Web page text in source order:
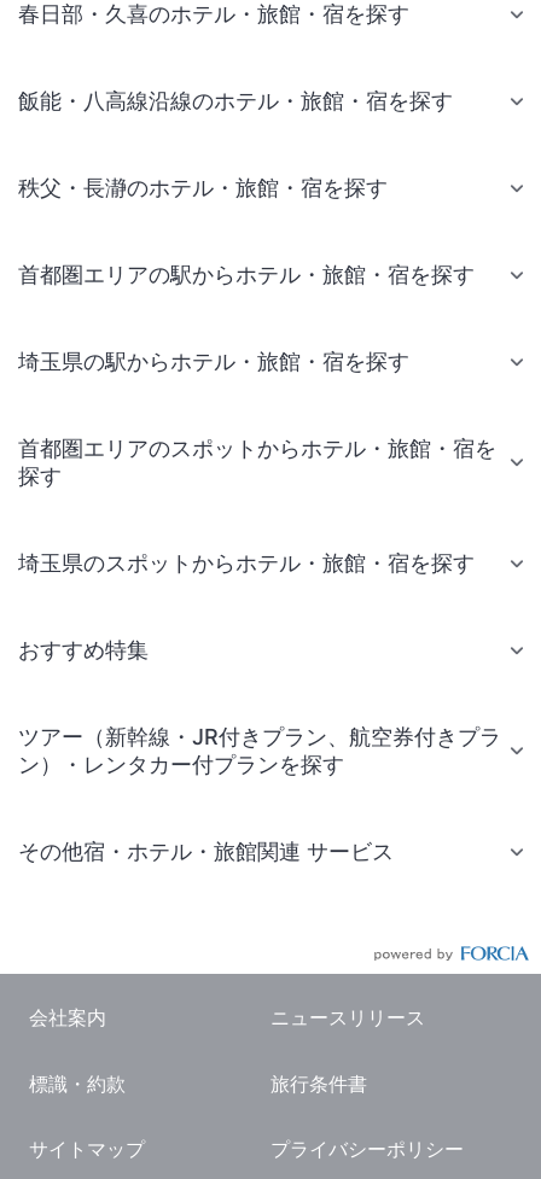
春日部・久喜のホテル・旅館・宿を探す
飯能・八高線沿線のホテル・旅館・宿を探す
秩父・長瀞のホテル・旅館・宿を探す
首都圏エリアの駅からホテル・旅館・宿を探す
埼玉県の駅からホテル・旅館・宿を探す
首都圏エリアのスポットからホテル・旅館・宿を
探す
埼玉県のスポットからホテル・旅館・宿を探す
おすすめ特集
ツアー（新幹線・JR付きプラン、航空券付きプラ
ン）・レンタカー付プランを探す
その他宿・ホテル・旅館関連 サービス
国内観光ガイド
旅行・観光情報
会社案内 ニュースリリース
標識・約款 旅行条件書
サイトマップ プライバシーポリシー